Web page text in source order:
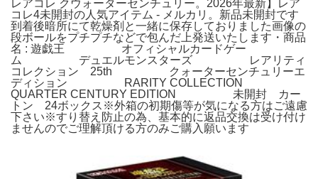
レアコレ クウォーターセンチュリー。2026年最新】レア
コレ4未開封の人気アイテム - メルカリ。新品未開封です
到着後暗所にて乾燥剤と一緒に保存しておりました画像の
段ボールをプチプチなどで包んだ上発送いたします・商品
名 : 遊戯王 オフィシャルカードゲー
ム デュエルモンスターズ レアリティ
コレクション 25th クォーターセンチュリーエ
ディション RARITY COLLECTION
QUARTER CENTURY EDITION 未開封 カー
トン 24ボックス※外箱の初期傷等が気になる方はご遠慮
下さい※すり替え防止の為、基本的に返品交換は受け付け
ませんのでご理解頂ける方のみご購入願います